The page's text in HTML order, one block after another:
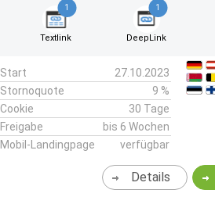
1
Textlink
1
DeepLink
Start
27.10.2023
Stornoquote
9 %
Cookie
30 Tage
Freigabe
bis 6 Wochen
Mobil-Landingpage
verfügbar
Details